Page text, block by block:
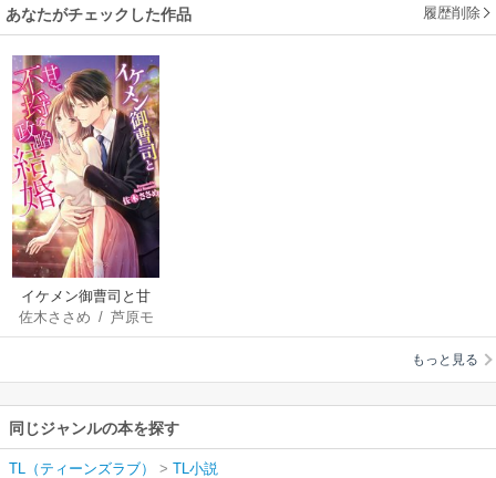
あなたがチェックした作品 履歴削除
イケメン御曹司と甘
くて不埒な政略結婚
【SS付】
佐木ささめ / 芦原モ
カ
もっと見る
同じジャンルの本を探す
TL（ティーンズラブ） > TL小説